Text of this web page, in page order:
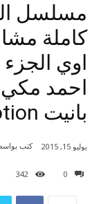
كاملة
بانيت Dailymotion
0
342
يوليو 15, 2015 كتب